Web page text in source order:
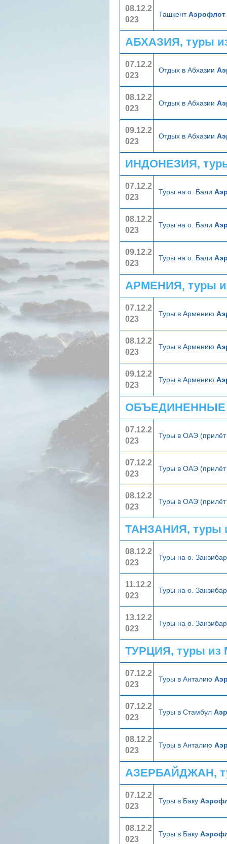
08.12.2
023
ТашкентАэрофлот
АБХАЗИЯ, туры
07.12.2
023
Отдых в Абхазии
08.12.2
023
Отдых в Абхазии
09.12.2
023
Отдых в Абхазии
ИНДОНЕЗИЯ,
07.12.2
023
Туры на о. Бали
08.12.2
023
Туры на о. Бали
09.12.2
023
Туры на о. Бали
АРМЕНИЯ, туры
07.12.2
023
Туры в Армению
08.12.2
023
Туры в Армению
09.12.2
023
Туры в Армению
ОБЪЕДИНЕННЫЕ
07.12.2
023
Туры в ОАЭ
07.12.2
023
Туры в ОАЭ
08.12.2
023
Туры в ОАЭ
ТАНЗАНИЯ, туры
08.12.2
023
Туры на о.
11.12.2
023
Туры на о.
13.12.2
023
Туры на о.
ТУРЦИЯ, туры из
07.12.2
023
Туры в Анталию
07.12.2
023
Туры в Стамбул
08.12.2
023
Туры в Анталию
АЗЕРБАЙДЖАН,
07.12.2
023
Туры в Баку
08.12.2
023
Туры в Баку